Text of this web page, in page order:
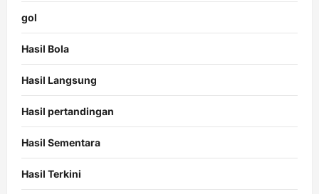
gol
Hasil Bola
Hasil Langsung
Hasil pertandingan
Hasil Sementara
Hasil Terkini